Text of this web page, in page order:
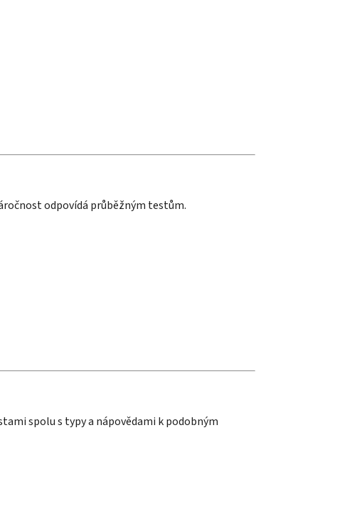
odpovídá průběžným testům.
spolu s typy a nápovědami k podobným